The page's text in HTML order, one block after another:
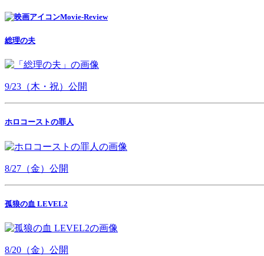
Movie-Review
総理の夫
9/23（木・祝）公開
ホロコーストの罪人
8/27（金）公開
孤狼の血 LEVEL2
8/20（金）公開